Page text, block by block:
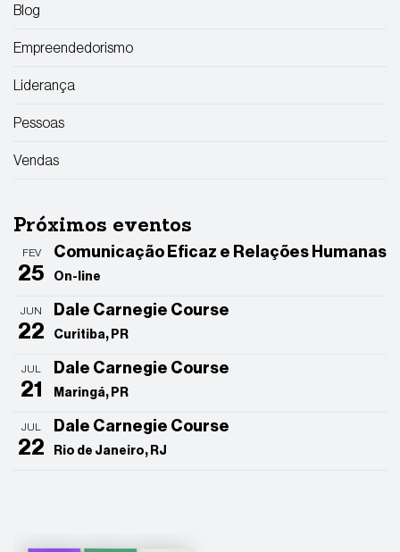
Blog
Empreendedorismo
Liderança
Pessoas
Vendas
Próximos eventos
FEV
25
Comunicação Eficaz e Relações Humanas
On-line
JUN
22
Dale Carnegie Course
Curitiba, PR
JUL
21
Dale Carnegie Course
Maringá, PR
JUL
22
Dale Carnegie Course
Rio de Janeiro, RJ